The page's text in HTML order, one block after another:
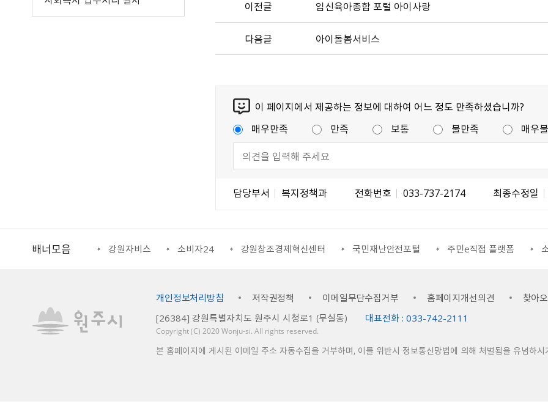
이전글 임신육아종합 포털 아이사랑
다음글 아이돌봄서비스
이 페이지에서 제공하는 정보에 대하여 어느 정도 만족하셨습니까?
매우만족
만족 보통 불만족 매우
담당부서 복지정책과 전화번호 033-737-2174 최종수정일
배너모음
강원일자리정보망 강원자비스 소비자24 강원창조경제혁신센터 국민재난안전포털 주민e직접 플랫폼
개인정보처리방침 저작권정책 이메일무단수집거부 홈페이지개선의견
찾아
[26384] 강원특별자치도 원주시 시청로1 （무실동）
대표전화 : 033-742-2111
Copyright （C） 2020 Wonju-si. All rights reserved.
본 홈페이지에 게시된 이메일 주소 자동수집을 거부하며, 이를 위반시 정보통신망법에 의해 처벌됨을 유념하시